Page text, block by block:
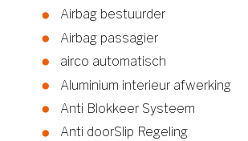
Airbag bestuurder
Airbag passagier
airco automatisch
Aluminium interieur afwerking
Anti Blokkeer Systeem
Anti doorSlip Regeling